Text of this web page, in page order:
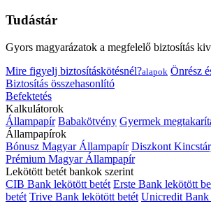
Tudástár
Gyors magyarázatok a megfelelő biztosítás
Mire figyelj biztosításkötésnél?alapok Önrész
Biztosítás összehasonlító
Befektetés
Kalkulátorok
Állampapír Babakötvény Gyermek
Állampapírok
Bónusz Magyar Állampapír Diszkont
Prémium Magyar Állampapír
Lekötött betét bankok szerint
CIB Bank lekötött betét Erste Bank lekötött
betét Trive Bank lekötött betét Unicredit Bank